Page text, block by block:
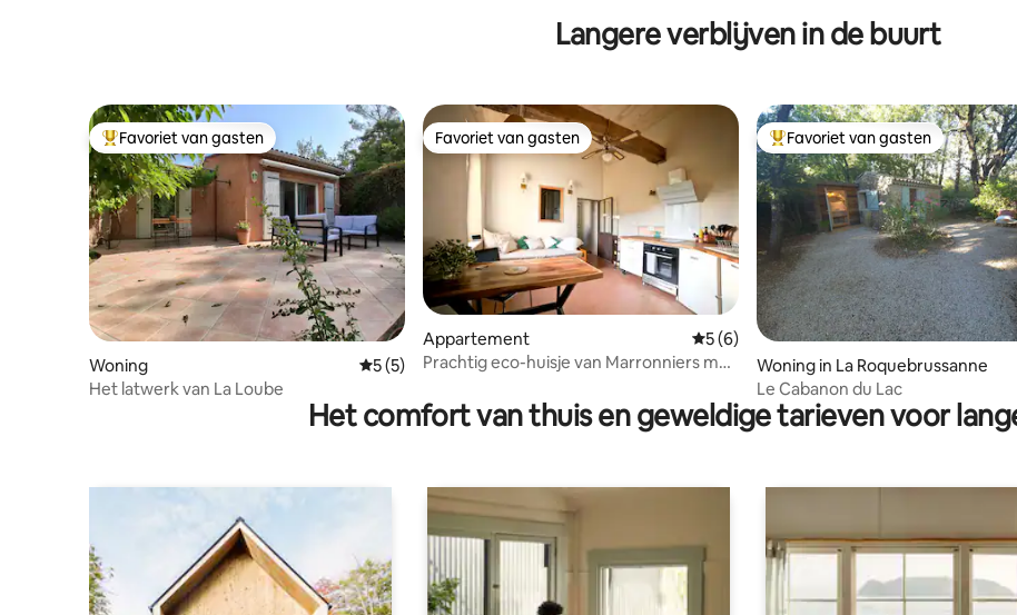
Langere verblijven in de buurt
Topfavoriet van gasten
Favoriet van gasten
Woning Gemiddelde beoordeling van 5 op 5, 5 recensies
5 (5)
Het latwerk van La Loube
Favoriet van gasten
Favoriet van gasten
Appartement Gemiddelde beoordeling van 5 op 5, 6
5 (6)
Prachtig eco-huisje van Marronniers met
Topfavoriet van gasten
Favoriet van gasten
Woning in La Roquebrussanne
Le Cabanon du Lac
Het comfort van thuis en geweldige tarieven voor